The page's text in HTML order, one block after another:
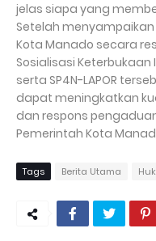
jelas siapa yang
Setelah
Kota Manado secara
Sosialisasi Keterbukaan
serta SP4N-LAPOR
dapat meningkatkan
dan respons
Pemerintah Kota
Tags Berita Utama